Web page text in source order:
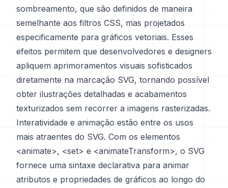
sombreamento, que são definidos de maneira
semelhante aos filtros CSS, mas projetados
especificamente para gráficos vetoriais. Esses
efeitos permitem que desenvolvedores e designers
apliquem aprimoramentos visuais sofisticados
diretamente na marcação SVG, tornando possível
obter ilustrações detalhadas e acabamentos
texturizados sem recorrer a imagens rasterizadas.
Interatividade e animação estão entre os usos
mais atraentes do SVG. Com os elementos
<animate>, <set> e <animateTransform>, o SVG
fornece uma sintaxe declarativa para animar
atributos e propriedades de gráficos ao longo do